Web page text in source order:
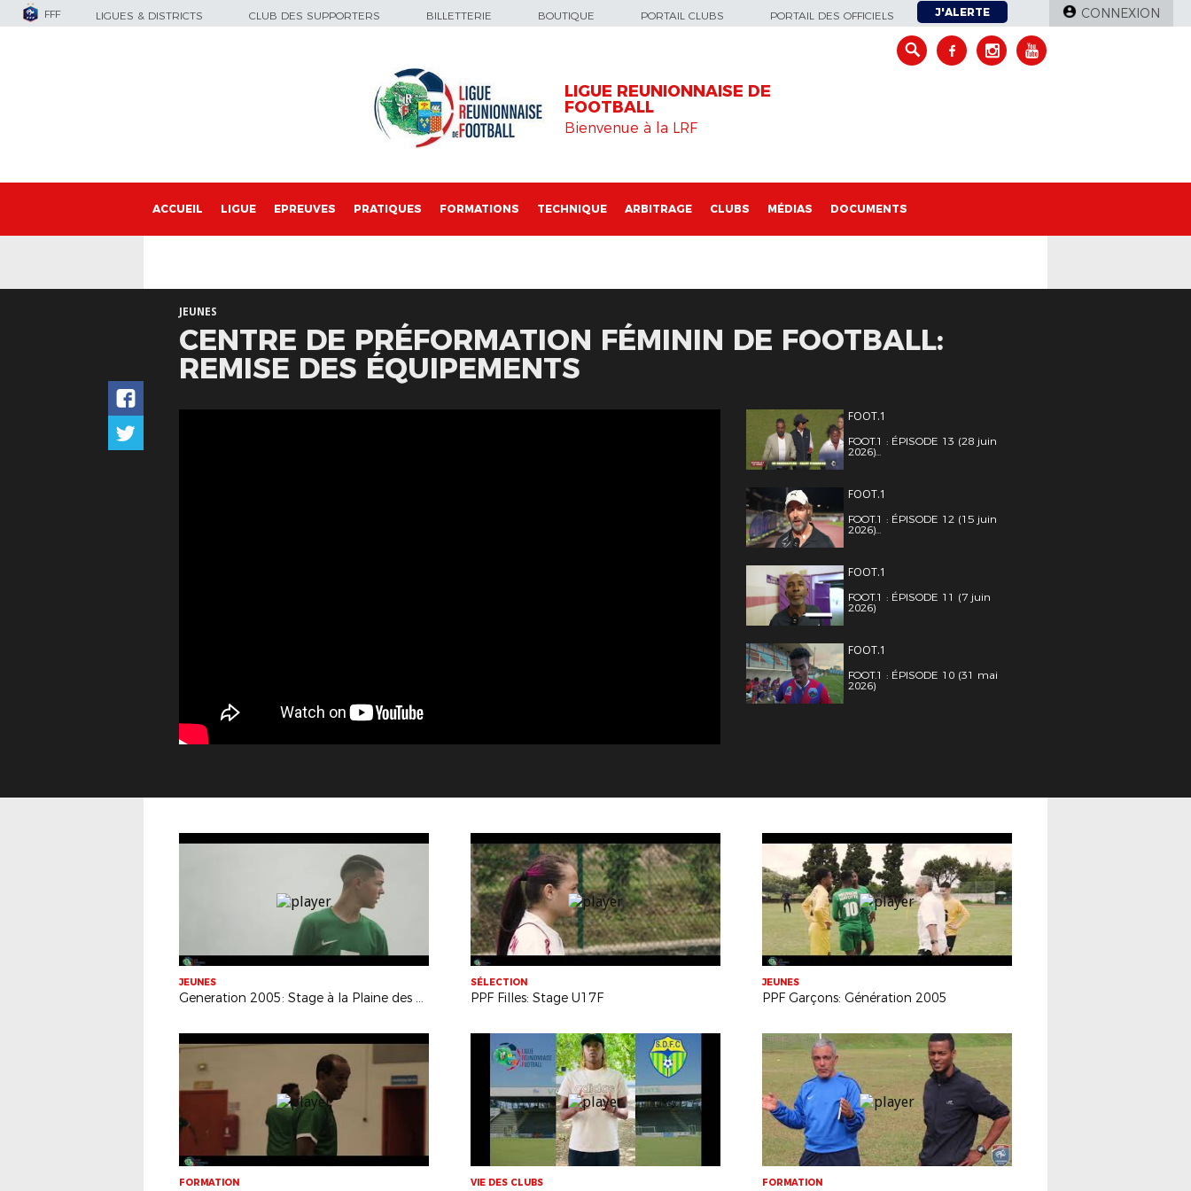
FFF LIGUES & DISTRICTS CLUB DES SUPPORTERS BILLETTERIE BOUTIQUE PORTAIL CLUBS PORTAIL DES OFFICIELS J'ALERTE CONNEXION
LIGUE REUNIONNAISE DE
FOOTBALL
Bienvenue à la LRF
ACCUEIL LIGUE EPREUVES PRATIQUES FORMATIONS TECHNIQUE ARBITRAGE CLUBS MÉDIAS DOCUMENTS
JEUNES
CENTRE DE PRÉFORMATION FÉMININ DE FOOTBALL:
REMISE DES ÉQUIPEMENTS
FOOT.1
FOOT.1 : ÉPISODE 13 (28 juin
2026)...
FOOT.1
FOOT.1 : ÉPISODE 12 (15 juin
2026)...
FOOT.1
FOOT.1 : ÉPISODE 11 (7 juin
2026)
FOOT.1
FOOT.1 : ÉPISODE 10 (31 mai
2026)
JEUNES
Generation 2005: Stage à la Plaine des Cafres
SÉLECTION
PPF Filles: Stage U17F
JEUNES
PPF Garçons: Génération 2005
FORMATION VIE DES CLUBS FORMATION